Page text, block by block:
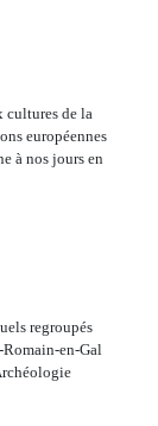
cultures de la
européennes
à nos jours en
regroupés
Romain-en-Gal